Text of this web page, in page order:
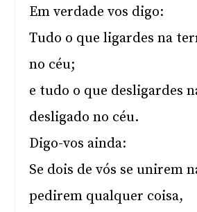
Em verdade vos digo:
Tudo o que ligardes na
no céu;
e tudo o que desligardes
desligado no céu.
Digo-vos ainda:
Se dois de vós se unirem
pedirem qualquer coisa,